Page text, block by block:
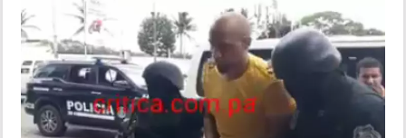
SHOW
DEPORTES
MUNDO